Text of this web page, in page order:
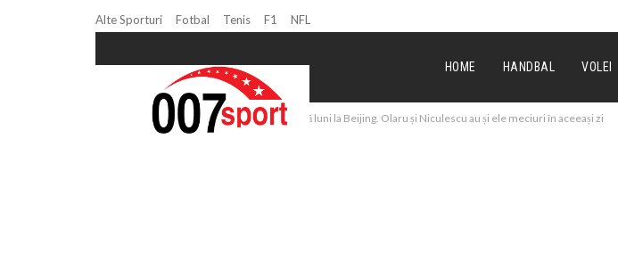
Alte Sporturi Fotbal Tenis F1 NFL
HOME HANDBAL VOLEI
Tenis Tenis: Simona Halep joacă luni la Beijing. Olaru și Niculescu au și ele meciuri în aceeași zi